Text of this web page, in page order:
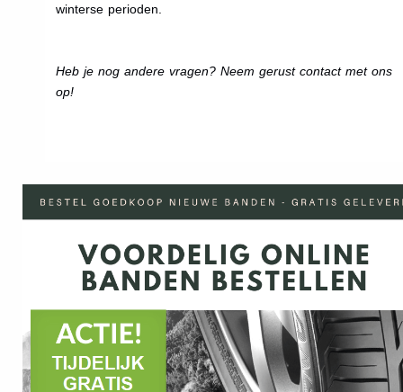
winterse perioden.
Heb je nog andere vragen? Neem gerust contact met ons
op!